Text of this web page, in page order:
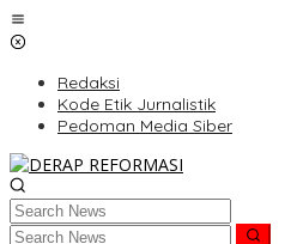
Skip
to
Redaksi
Kode Etik Jurnalistik
Pedoman Media Siber